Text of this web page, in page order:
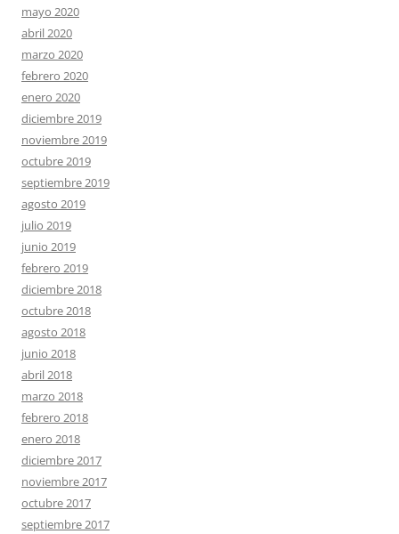
mayo 2020
abril 2020
marzo 2020
febrero 2020
enero 2020
diciembre 2019
noviembre 2019
octubre 2019
septiembre 2019
agosto 2019
julio 2019
junio 2019
febrero 2019
diciembre 2018
octubre 2018
agosto 2018
junio 2018
abril 2018
marzo 2018
febrero 2018
enero 2018
diciembre 2017
noviembre 2017
octubre 2017
septiembre 2017